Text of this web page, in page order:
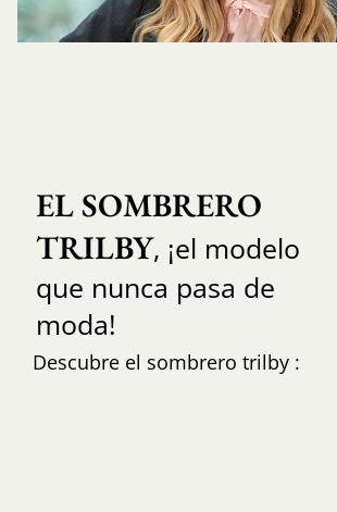
EL SOMBRERO
TRILBY, ¡el modelo
que nunca pasa de
moda!
Descubre el sombrero trilby :